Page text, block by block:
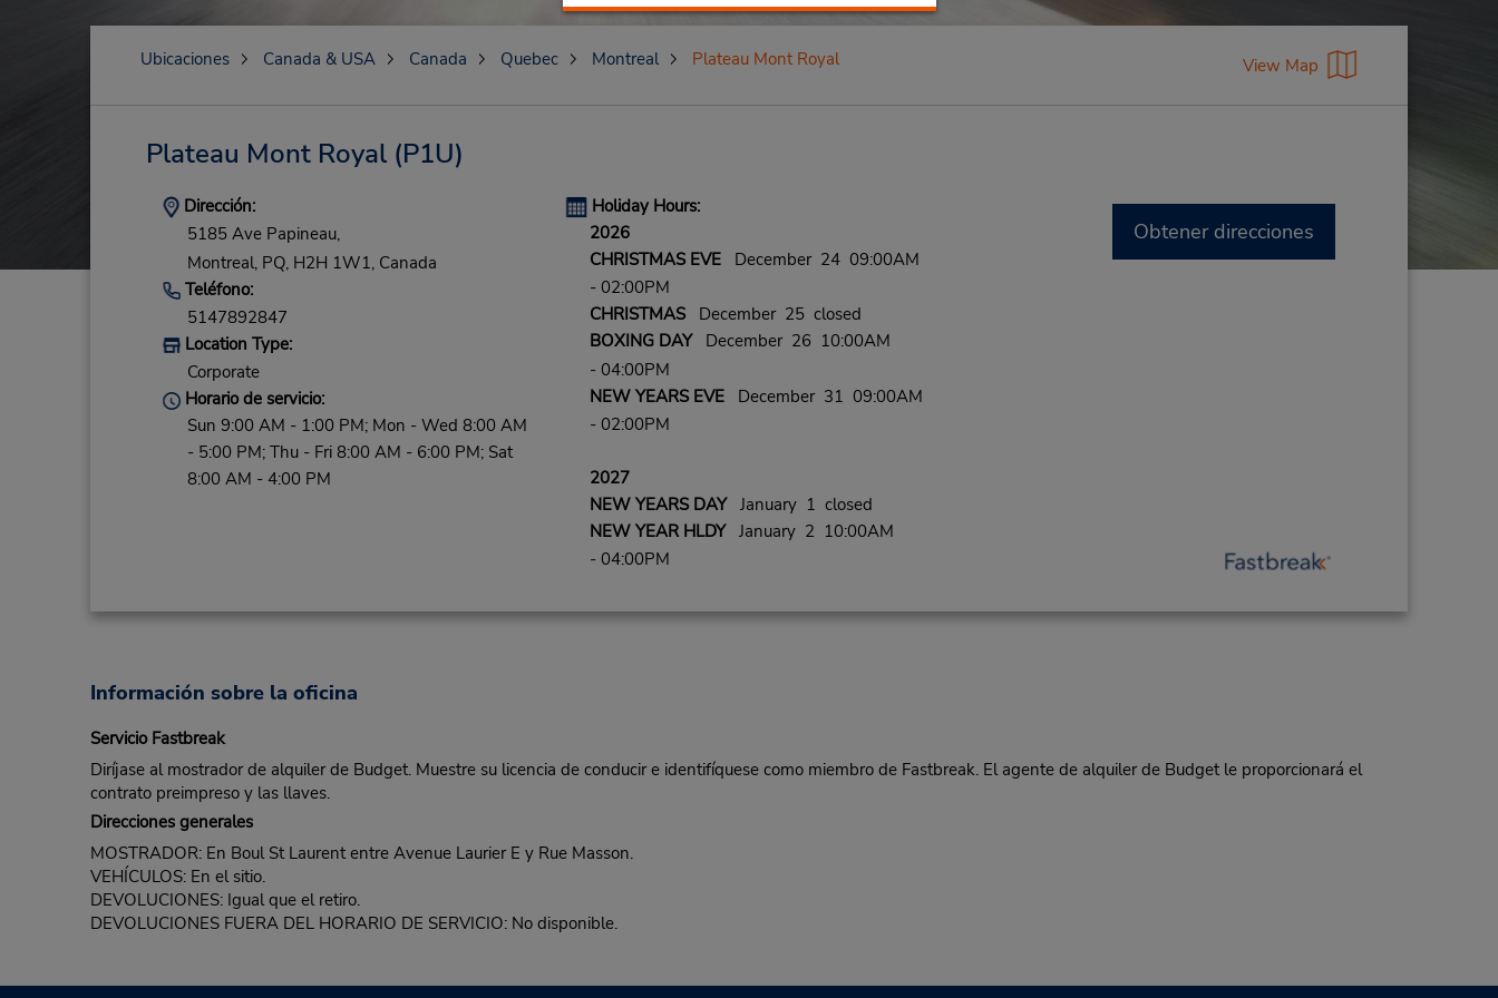
Ubicaciones Canada & USA Canada Quebec Montreal Plateau Mont Royal View Map
Plateau Mont Royal(P1U)
Dirección:
5185 Ave Papineau,
Montreal, PQ, H2H 1W1, Canada
Teléfono:
5147892847
Location Type:
Corporate
Horario de servicio:
Sun 9:00 AM - 1:00 PM; Mon - Wed 8:00 AM
- 5:00 PM; Thu - Fri 8:00 AM - 6:00 PM; Sat
8:00 AM - 4:00 PM
Holiday Hours:
2026
CHRISTMAS EVEDecember 24 09:00AM
- 02:00PM
CHRISTMASDecember 25 closed
BOXING DAYDecember 26 10:00AM
- 04:00PM
NEW YEARS EVEDecember 31 09:00AM
- 02:00PM
2027
NEW YEARS DAYJanuary 1 closed
NEW YEAR HLDYJanuary 2 10:00AM
- 04:00PM
Obtener direcciones
Información sobre la oficina
Servicio Fastbreak
Diríjase al mostrador de alquiler de Budget. Muestre su licencia de conducir e identifíquese como miembro de Fastbreak. El agente de alquiler de Budget le proporcionará el
contrato preimpreso y las llaves.
Direcciones generales
MOSTRADOR: En Boul St Laurent entre Avenue Laurier E y Rue Masson.
VEHÍCULOS: En el sitio.
DEVOLUCIONES: Igual que el retiro.
DEVOLUCIONES FUERA DEL HORARIO DE SERVICIO: No disponible.